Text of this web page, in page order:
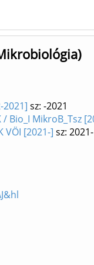
2021] sz: -2021
Bio_I MikroB_Tsz
VÖI [2021-] sz: 2021-